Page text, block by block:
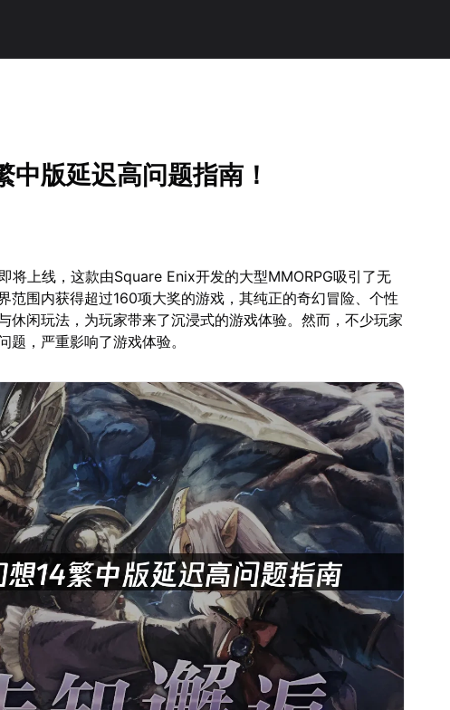
中版延迟高问题指南！
将上线，这款由Square Enix开发的大型MMORPG吸引了无
范围内获得超过160项大奖的游戏，其纯正的奇幻冒险、个性
休闲玩法，为玩家带来了沉浸式的游戏体验。然而，不少玩家
题，严重影响了游戏体验。